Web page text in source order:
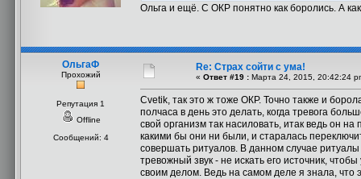
Ольга и ещё. С ОКР понятно как боролись. А
ОльгаФ
Прохожий
Репутация 1
Offline
Сообщений: 4
Re: Страх сойти с ума!
« Ответ #19 : Марта 24, 2015, 20:42:24
Cvetik, так это ж тоже ОКР. Точно также и
полчаса в день это делать, когда тревога
свой организм так насиловать, итак ведь он
какими бы они ни были, и старалась
совершать ритуалов. В данном случае
тревожный звук - не искать его источник,
своим делом. Ведь на самом деле я знала, что